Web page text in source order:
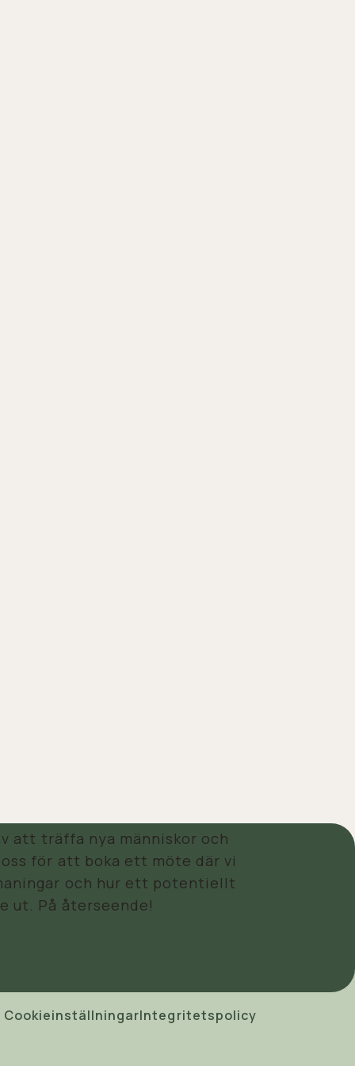
att träffa nya människor och
för att boka ett möte där vi
och hur ett potentiellt
ut. På återseende!
CookieinställningarIntegritetspolicy